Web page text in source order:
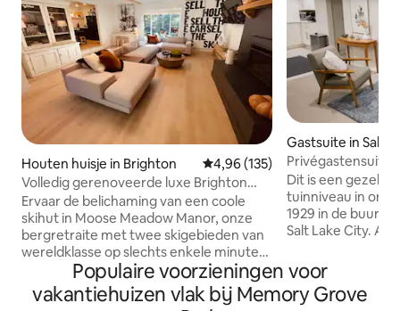
Houten huisje in Brighton Gemiddelde beoordeling van
4,96 (135)
Volledig gerenoveerde luxe Brighton
Cabin met bubbelbad
Ervaar de belichaming van een coole
skihut in Moose Meadow Manor, onze
bergretraite met twee skigebieden van
wereldklasse op slechts enkele minuten
afstand (2 en 5 minuten, om precies te
zijn). Ons houten huisje ligt verscholen
in het Wasatch National Forest en
Gastsuite in Salt
Privégastensuite
jaren 1920 in
Dit is een
tuinniveau in ons
1929 in de buurt
Salt Lake City.
een eigen aparte
over een
een volledig bad. Ons huis ligt in de
Populaire voorzieningen voor
vakantiehuizen vlak bij Memory Grove